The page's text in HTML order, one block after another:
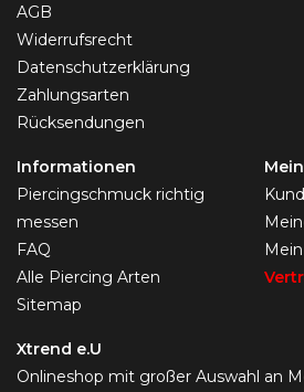
AGB
Widerrufsrecht
Datenschutzerklärung
Zahlungsarten
Rücksendungen
Informationen
Piercingschmuck richtig
messen
FAQ
Alle Piercing Arten
Sitemap
Xtrend e.U
Onlineshop mit großer Auswahl an